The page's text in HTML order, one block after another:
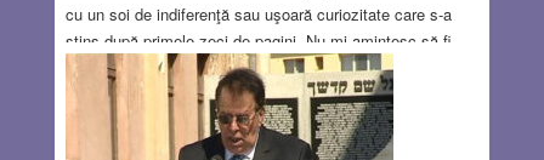
cu un soi de indiferenţă sau uşoară curiozitate care s-a
stins după primele zeci de pagini. Nu-mi amintesc să fi
lăsat o carte la mijloc, deşi îmi inchipui că au fost şi din
astea, iar motivul e numai îndoctrinarea impregnată de
tatăl meu, un intelectual de rasă, care mi-a impus
respectul pentru cuvîntul tipărit şi datoria de a merge până